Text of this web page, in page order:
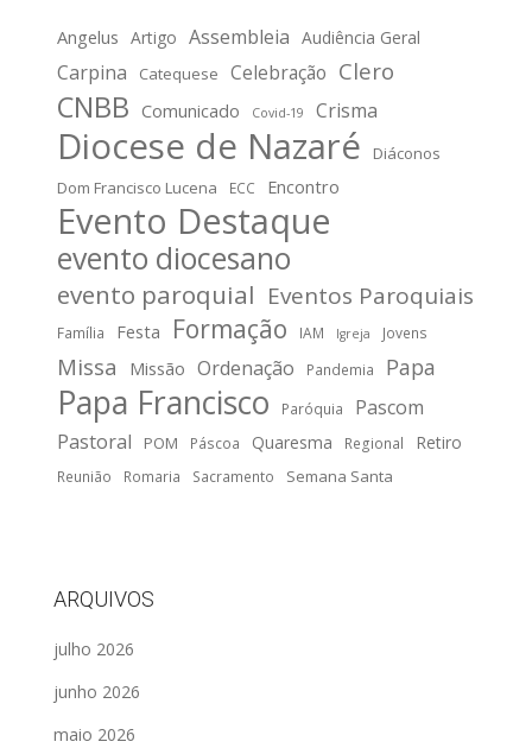
Angelus Artigo Assembleia Audiência Geral
Carpina Catequese Celebração Clero
CNBB Comunicado Covid-19 Crisma
Diocese de Nazaré
Diáconos
Dom Francisco Lucena
ECC Encontro
Evento Destaque
evento diocesano
evento paroquial Eventos Paroquiais
Família Festa Formação IAM Igreja Jovens
Missa Missão Ordenação Pandemia Papa
Papa Francisco Paróquia
Pascom
Pastoral
POM Páscoa Quaresma Regional Retiro
Reunião Romaria Sacramento Semana Santa
ARQUIVOS
julho 2026
junho 2026
maio 2026